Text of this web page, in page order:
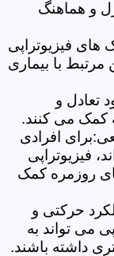
و هماهنگ
های فیزیوتراپی
با بیماری
تعادل و
کمک می کنند.
افرادی
فیزیوتراپی
روزمره کمک
حرکتی و
می تواند به
داشته باشند.